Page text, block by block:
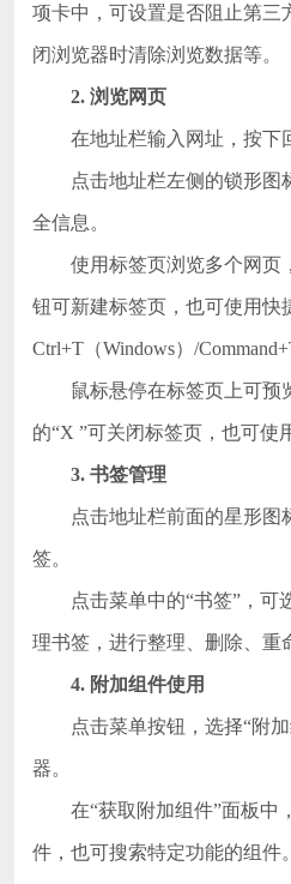
项卡中，可设置是否阻止第三
闭浏览器时清除浏览数据等。
2. 浏览网页
在地址栏输入网址，按下回
点击地址栏左侧的锁形图
全信息。
使用标签页浏览多个网页
钮可新建标签页，也可使用快
Ctrl+T（Windows）/
鼠标悬停在标签页上可预
的“X ”可关闭标签页，也可使
3. 书签管理
点击地址栏前面的星形图
签。
点击菜单中的“书签”，可
理书签，进行整理、删除、重
4. 附加组件使用
点击菜单按钮，选择“附加
器。
在“获取附加组件”面板中
件，也可搜索特定功能的组件。